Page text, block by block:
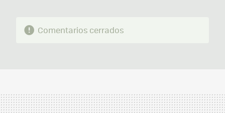
Comentarios cerrados